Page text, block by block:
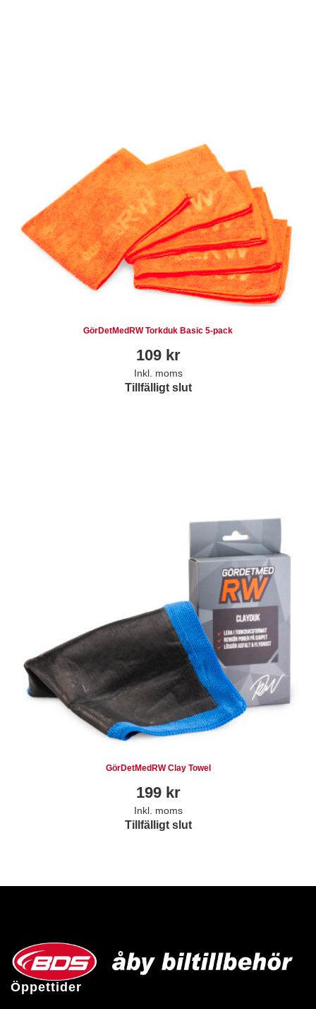
GörDetMedRW Torkduk Basic 5-pack
109kr
Inkl. moms
Tillfälligt slut
GörDetMedRW Clay Towel
199kr
Inkl. moms
Tillfälligt slut
Öppettider